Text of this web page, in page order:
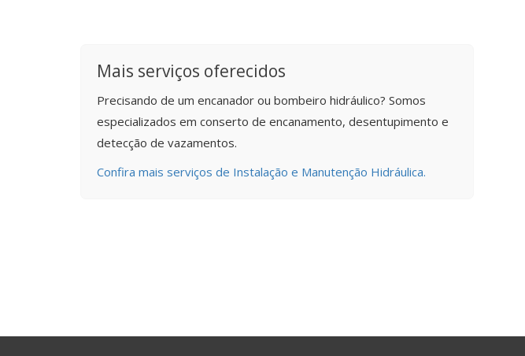
Mais serviços oferecidos
Precisando de um encanador ou bombeiro hidráulico? Somos
especializados em conserto de encanamento, desentupimento e
detecção de vazamentos.
Confira mais serviços de Instalação e Manutenção Hidráulica.